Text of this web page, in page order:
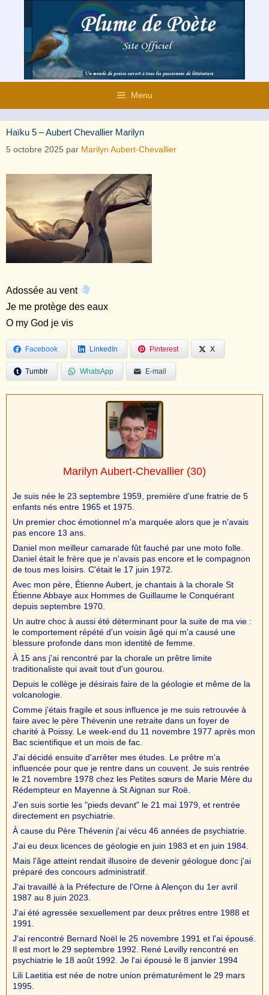
contenu
Menu
Haïku 5 – Aubert Chevallier Marilyn
5 octobre 2025 par Marilyn Aubert-Chevallier
Adossée au vent
Je me protège des eaux
O my God je vis
Facebook LinkedIn Pinterest X
Tumblr WhatsApp E-mail
Marilyn Aubert-Chevallier (30)
Je suis née le 23 septembre 1959, première d'une fratrie de 5
enfants nés entre 1965 et 1975.
Un premier choc émotionnel m'a marquée alors que je n'avais
pas encore 13 ans.
Daniel mon meilleur camarade fût fauché par une moto folle.
Daniel était le frère que je n'avais pas encore et le compagnon
de tous mes loisirs. C'était le 17 juin 1972.
Avec mon père, Étienne Aubert, je chantais à la chorale St
Étienne Abbaye aux Hommes de Guillaume le Conquérant
depuis septembre 1970.
Un autre choc à aussi été déterminant pour la suite de ma vie :
le comportement répété d'un voisin âgé qui m'a causé une
blessure profonde dans mon identité de femme.
À 15 ans j'ai rencontré par la chorale un prêtre limite
traditionaliste qui avait tout d'un gourou.
Depuis le collège je désirais faire de la géologie et même de la
volcanologie.
Comme j'étais fragile et sous influence je me suis retrouvée à
faire avec le père Thévenin une retraite dans un foyer de
charité à Poissy. Le week-end du 11 novembre 1977 après mon
Bac scientifique et un mois de fac.
J'ai décidé ensuite d'arrêter mes études. Le prêtre m'a
influencée pour que je rentre dans un couvent. Je suis rentrée
le 21 novembre 1978 chez les Petites sœurs de Marie Mère du
Rédempteur en Mayenne à St Aignan sur Roë.
J'en suis sortie les "pieds devant" le 21 mai 1979, et rentrée
directement en psychiatrie.
À cause du Père Thévenin j'ai vécu 46 années de psychiatrie.
J'ai eu deux licences de géologie en juin 1983 et en juin 1984.
Mais l'âge atteint rendait illusoire de devenir géologue donc j'ai
préparé des concours administratif.
J'ai travaillé à la Préfecture de l'Orne à Alençon du 1er avril
1987 au 8 juin 2023.
J'ai été agressée sexuellement par deux prêtres entre 1988 et
1991.
J'ai rencontré Bernard Noël le 25 novembre 1991 et l'ai épousé.
Il est mort le 29 septembre 1992. René Levilly rencontré en
psychiatrie le 18 août 1992. Je l'ai épousé le 8 janvier 1994
Lili Laetitia est née de notre union prématurément le 29 mars
1995.